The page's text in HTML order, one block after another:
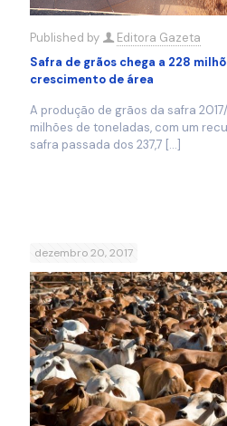
Published by
Editora Gazeta
Safra de grãos chega a 228
crescimento de área
A produção de grãos da safra
milhões de toneladas, com um
safra passada dos 237,7 […]
dezembro 20, 2017